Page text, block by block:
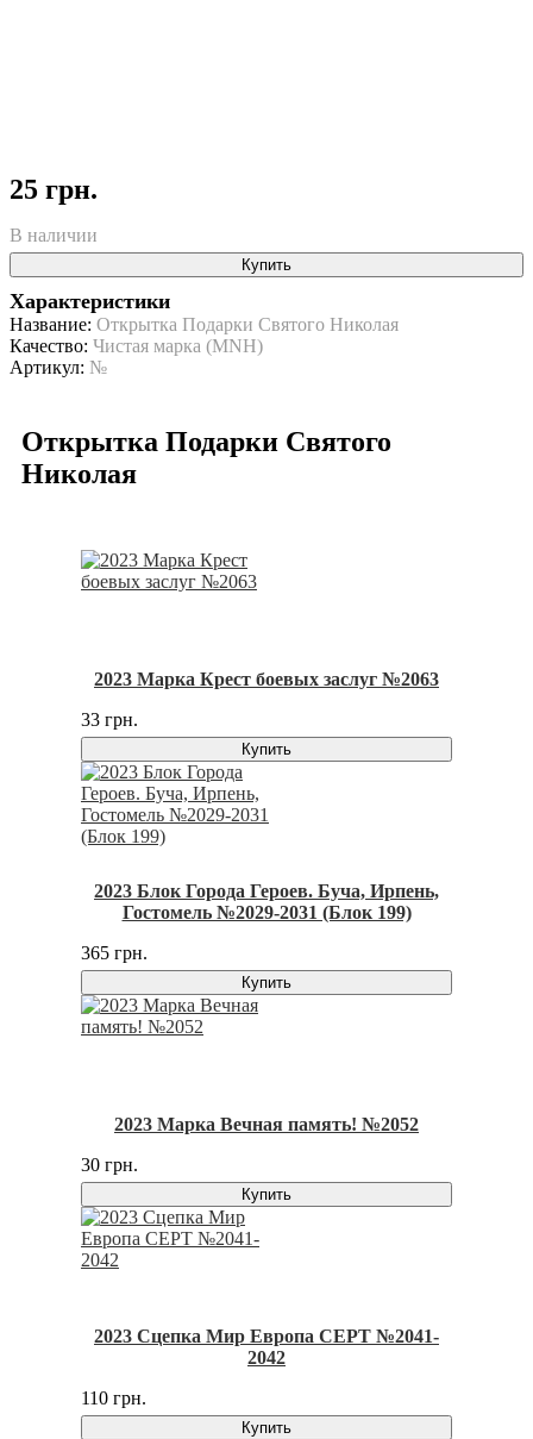
25 грн.
В наличии
Купить
Характеристики
Название: Открытка Подарки Святого Николая
Качество: Чистая марка (MNH)
Артикул: №
Открытка Подарки Святого
Николая
2023 Марка Крест боевых заслуг №2063
33 грн.
Купить
2023 Блок Города Героев. Буча, Ирпень,
Гостомель №2029-2031 (Блок 199)
365 грн.
Купить
2023 Марка Вечная память! №2052
30 грн.
Купить
2023 Сцепка Мир Европа СЕРТ №2041-
2042
110 грн.
Купить